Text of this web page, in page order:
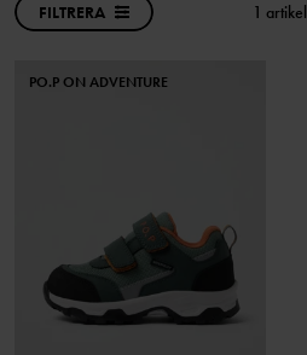
FILTRERA 1 artikel
PO.P ON ADVENTURE